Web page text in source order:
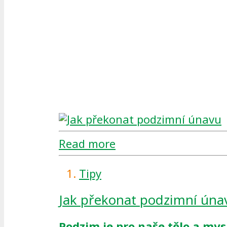
Read more
Tipy
Jak překonat podzimní